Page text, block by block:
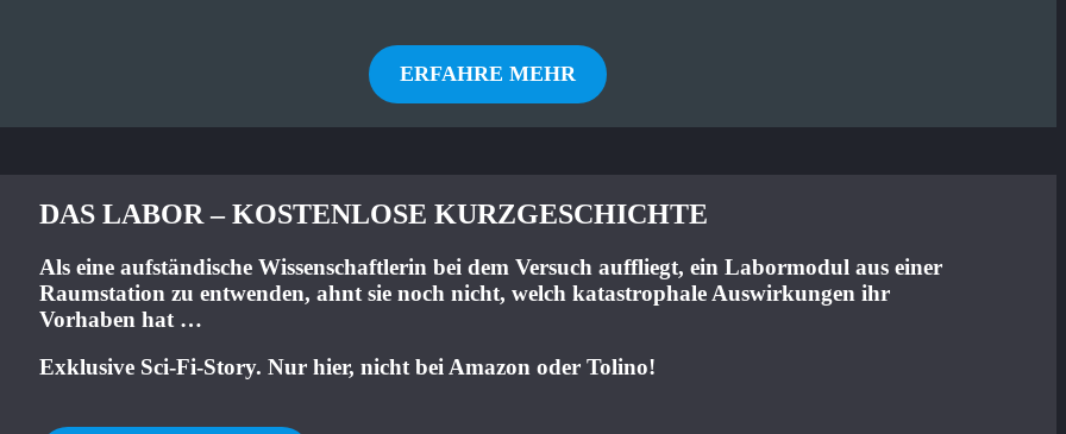
ERFAHRE MEHR
DAS LABOR – KOSTENLOSE KURZGESCHICHTE
Als eine aufständische Wissenschaftlerin bei dem Versuch auffliegt, ein Labormodul aus einer
Raumstation zu entwenden, ahnt sie noch nicht, welch katastrophale Auswirkungen ihr
Vorhaben hat …
Exklusive Sci-Fi-Story. Nur hier, nicht bei Amazon oder Tolino!